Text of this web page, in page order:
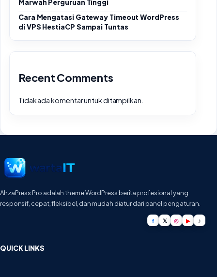
Marwah Perguruan Tinggi
Cara Mengatasi Gateway Timeout WordPress
di VPS HestiaCP Sampai Tuntas
Recent Comments
Tidak ada komentar untuk ditampilkan.
AhzaPress Pro adalah theme WordPress berita profesional yang
responsif, cepat, fleksibel, dan mudah diatur dari panel pengaturan.
f 𝕏 ◎ ▶ ♪
QUICK LINKS